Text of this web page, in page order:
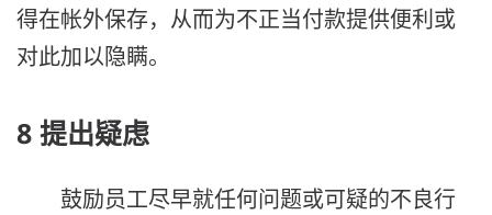
得在帐外保存，从而为不正当付款提供便利或
对此加以隐瞒。
8 提出疑虑
鼓励员工尽早就任何问题或可疑的不良行